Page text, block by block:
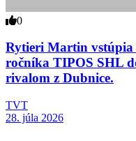
0
Rytieri Martin vstúpia
ročníka TIPOS SHL
rivalom z Dubnice.
TVT
28. júla 2026